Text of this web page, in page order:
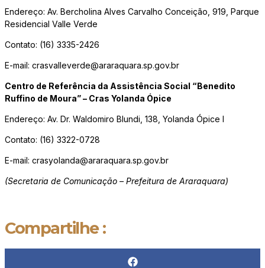
Endereço: Av. Bercholina Alves Carvalho Conceição, 919, Parque
Residencial Valle Verde
Contato: (16) 3335-2426
E-mail: crasvalleverde@araraquara.sp.gov.br
Centro de Referência da Assistência Social “Benedito
Ruffino de Moura” – Cras Yolanda Ópice
Endereço: Av. Dr. Waldomiro Blundi, 138, Yolanda Ópice I
Contato: (16) 3322-0728
E-mail: crasyolanda@araraquara.sp.gov.br
(Secretaria de Comunicação – Prefeitura de Araraquara)
Compartilhe :